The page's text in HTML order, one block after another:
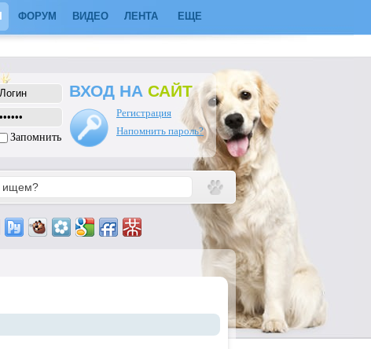
ФОРУМ ВИДЕО ЛЕНТА ЕЩЕ
Запомнить
ВХОД НА САЙТ
Регистрация
Напомнить пароль?